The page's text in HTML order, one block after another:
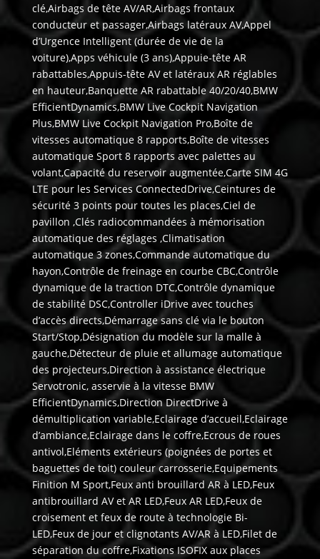
clé,Airbags de tête AV/AR,Airbags frontaux
conducteur et passager,Airbags latéraux AV,Appel
d’Urgence Intelligent (durée de vie de la
voiture),Apps véhicule (3 ans),Appuie-tête AR
rabattables,Appuis-tête AV et latéraux AR réglables
en hauteur,Banquette AR rabattable 40/20/40,BMW
EfficientDynamics,BMW Live Cockpit Navigation
Plus,BMW Live Cockpit Navigation Pro,Boîte de
vitesses automatique 8 rapports,Boîte de vitesses
automatique Sport 8 rapports avec palettes au
volant,Capacité du reservoir augmentée,Carte SIM 4G
LTE pour les Services ConnectedDrive,Ceintures de
sécurité 3 points pour toutes les places,Ciel de
pavillon ,Clés radiocommandées à mémorisation
automatique des réglages ,Climatisation
automatique 3 zones,Commande automatique du
hayon,Contrôle de freinage en courbe CBC,Contrôle
dynamique de la traction DTC,Contrôle dynamique
de stabilité DSC,Controller iDrive avec touches
d’accès directs,Démarrage sans clé via le bouton
Start/Stop,Désignation du modèle sur la malle à
gauche,Détecteur de pluie et allumage automatique
des projecteurs,Direction à assistance électrique
Servotronic, asservie à la vitesse BMW
EfficientDynamics,Direction DirectDrive à
démultiplication variable,Eclairage d’accueil,Eclairage
d’ambiance,Eclairage dans le coffre,Ecrous de roues
antivol,Eléments extérieurs (poignées de portes et
baguettes de toit) couleur carrosserie,Equipements
Finition M Sport,Feux anti brouillard AR à LED,Feux
antibrouillard AV et AR LED,Feux AR LED,Feux de
croisement et feux de route à technologie Bi-
LED,Feux de jour et clignotants AV/AR à LED,Filet de
séparation du coffre,Fixations ISOFIX aux places